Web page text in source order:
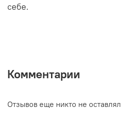
себе.
Комментарии
Отзывов еще никто не оставлял